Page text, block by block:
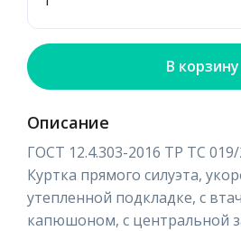
В корзину
Описание
ГОСТ 12.4.303-2016 ТР ТС 019/
Куртка прямого силуэта,
утепленной подкладке, с
капюшоном, с центральной